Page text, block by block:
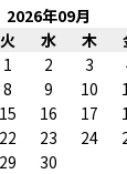
2026年09月
火 水 木
1
2 3
8 9 10
15 16 17
22 23 24
29
30